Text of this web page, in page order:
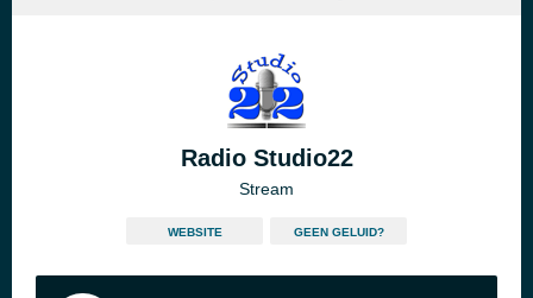
Radio Studio22
Stream
WEBSITE GEEN GELUID?